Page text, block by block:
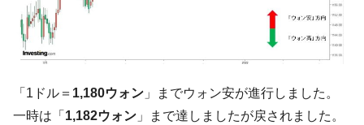
だ。
『Money1』
『韓国銀行』が「金の保有量を増やしま
す」⇒「金を経由するドル入手」手段ではないのか？
ル」まで拡大 ⇒ 海外資金の動きに強く左右される状態
「1ドル＝ 1,180ウォン 」までウォン安が進行しました。
一時は「 1,182ウォン 」まで達しましたが戻されました。